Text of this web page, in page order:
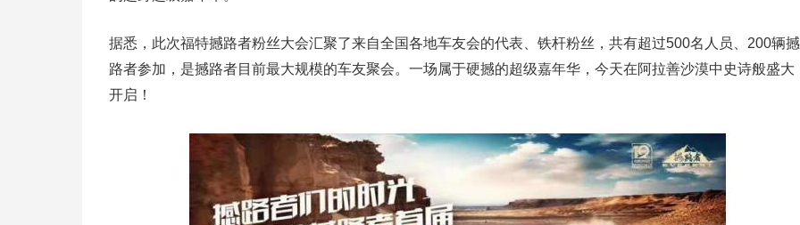
据悉，此次福特撼路者粉丝大会汇聚了来自全国各地车友会的代表、铁杆粉丝，共有超过500名人员、200辆撼
路者参加，是撼路者目前最大规模的车友聚会。一场属于硬撼的超级嘉年华，今天在阿拉善沙漠中史诗般盛大
开启！